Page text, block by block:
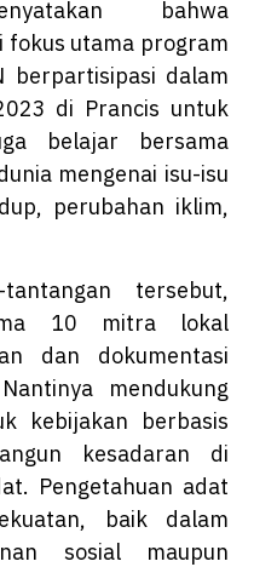
bahwa
fokus utama program
berpartisipasi dalam
di Prancis untuk
belajar bersama
mengenai isu-isu
perubahan iklim,
tersebut,
10 mitra lokal
dan dokumentasi
mendukung
kebijakan berbasis
kesadaran di
Pengetahuan adat
baik dalam
sosial maupun